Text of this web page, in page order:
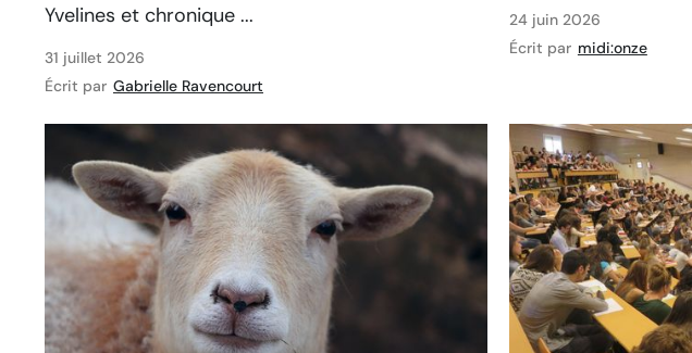
Yvelines et chronique ...
31 juillet 2026
Écrit par Gabrielle Ravencourt
24 juin 2026
Écrit par midi:onze